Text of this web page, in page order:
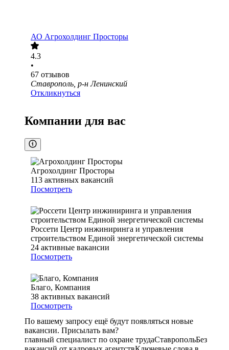
АО Агрохолдинг Просторы
4.3
•
67 отзывов
Ставрополь, р-н Ленинский
Откликнуться
Компании для вас
Агрохолдинг Просторы
113 активных вакансий
Посмотреть
Россети Центр инжиниринга и управления
строительством Единой энергетической системы
24 активные вакансии
Посмотреть
Благо, Компания
38 активных вакансий
Посмотреть
По вашему запросу ещё будут появляться новые
вакансии. Присылать вам?
главный специалист по охране трудаСтавропольБез